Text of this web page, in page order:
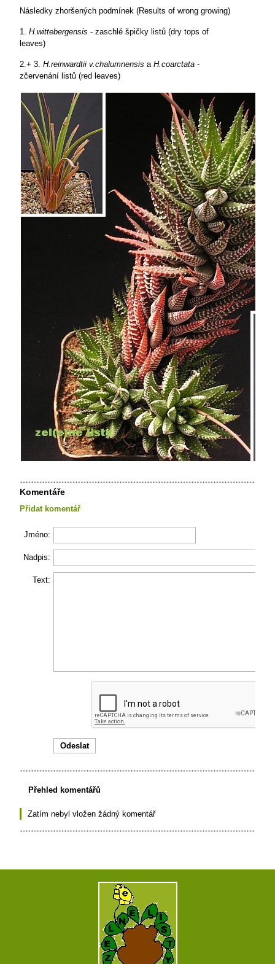
Následky zhoršených podmínek (Results of wrong growing)
1. H.wittebergensis - zaschlé špičky listů (dry tops of
leaves)
2.+ 3. H.reinwardtii v.chalumnensis a H.coarctata -
zčervenání listů (red leaves)
Komentáře
Přidat komentář
Jméno:
Nadpis:
Text:
Přehled komentářů
Zatím nebyl vložen žádný komentář